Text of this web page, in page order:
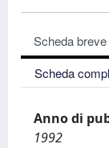
Scheda breve
Scheda
Anno di
1992